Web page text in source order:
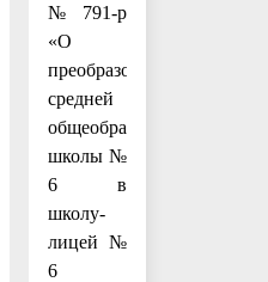
№ 791-р
«О
преобразовании
средней
общеобразовательной
школы №
6 в
школу-
лицей №
6